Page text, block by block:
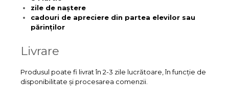
zile de naștere
cadouri de apreciere din partea elevilor sau
părinților
Livrare
Produsul poate fi livrat în 2-3 zile lucrătoare, în funcție de
disponibilitate și procesarea comenzii.